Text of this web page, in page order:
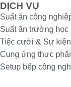
DỊCH VỤ
Suất ăn công
Suất ăn trường học
Tiệc cưới & Sự kiện
Cung ứng thực
Setup bếp công